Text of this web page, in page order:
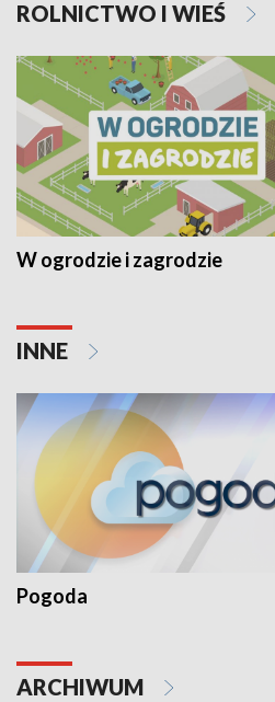
ROLNICTWO I WIEŚ
W ogrodzie i zagrodzie
INNE
Pogoda
ARCHIWUM